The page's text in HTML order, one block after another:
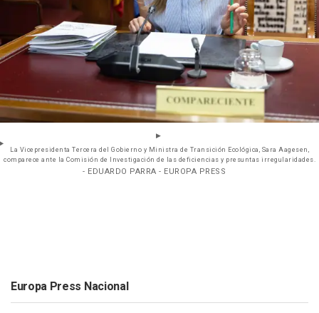
La Vicepresidenta Tercera del Gobierno y Ministra de Transición Ecológica, Sara Aagesen,
comparece ante la Comisión de Investigación de las deficiencias y presuntas irregularidades.
- EDUARDO PARRA - EUROPA PRESS
Europa Press Nacional